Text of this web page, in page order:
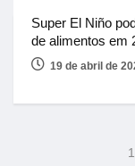
Super El Niño
de alimentos em
19 de abril de
1